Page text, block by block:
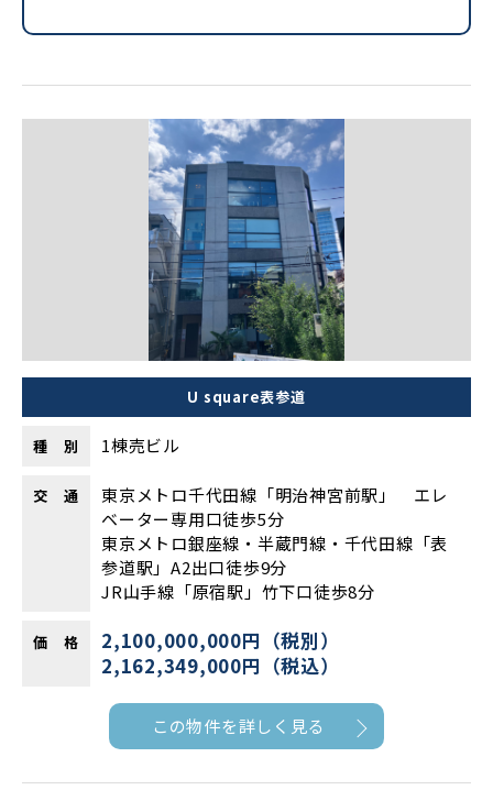
U square表参道
種 別 1棟売ビル
交 通
東京メトロ千代田線「明治神宮前駅」 エレ
ベーター専用口徒歩5分
東京メトロ銀座線・半蔵門線・千代田線「表
参道駅」A2出口徒歩9分
JR山手線「原宿駅」竹下口徒歩8分
価 格
2,100,000,000円（税別）
2,162,349,000円（税込）
この物件を詳しく見る